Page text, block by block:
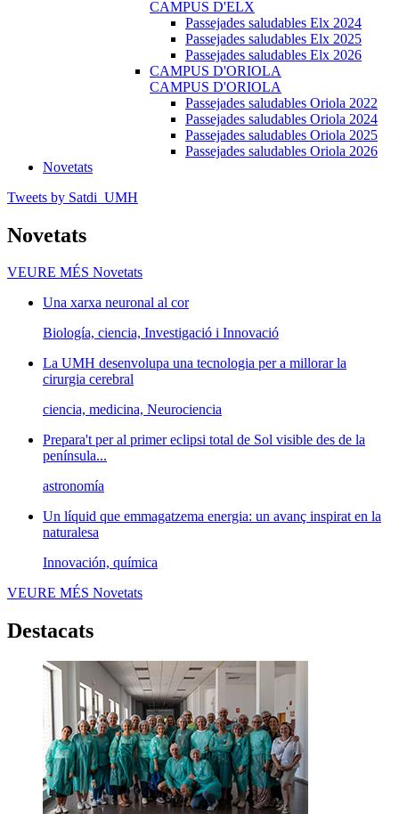
CAMPUS D'ELX
Passejades saludables Elx 2024
Passejades saludables Elx 2025
Passejades saludables Elx 2026
CAMPUS D'ORIOLA
CAMPUS D'ORIOLA
Passejades saludables Oriola 2022
Passejades saludables Oriola 2024
Passejades saludables Oriola 2025
Passejades saludables Oriola 2026
Novetats
Tweets by Satdi_UMH
Novetats
VEURE MÉS Novetats
Una xarxa neuronal al cor
Biología, ciencia, Investigació i Innovació
La UMH desenvolupa una tecnologia per a millorar la
cirurgia cerebral
ciencia, medicina, Neurociencia
Prepara't per al primer eclipsi total de Sol visible des de la
península...
astronomía
Un líquid que emmagatzema energia: un avanç inspirat en la
naturalesa
Innovación, química
VEURE MÉS Novetats
Destacats